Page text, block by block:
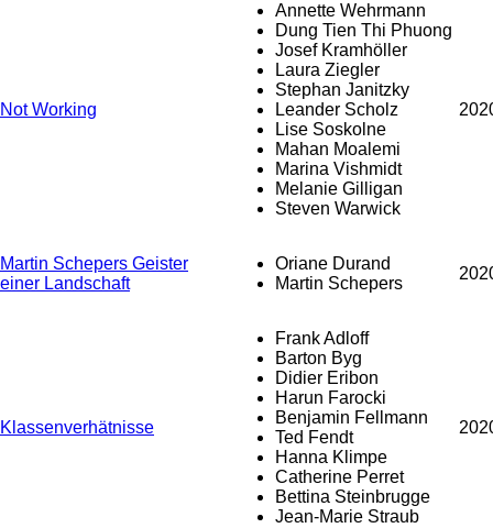
Not Working
Annette Wehrmann
Dung Tien Thi Phuong
Josef Kramhöller
Laura Ziegler
Stephan Janitzky
Leander Scholz
Lise Soskolne
Mahan Moalemi
Marina Vishmidt
Melanie Gilligan
Steven Warwick
Martin Schepers Geister
einer Landschaft
Oriane Durand
Martin Schepers
Klassenverhätnisse
Frank Adloff
Barton Byg
Didier Eribon
Harun Farocki
Benjamin Fellmann
Ted Fendt
Hanna Klimpe
Catherine Perret
Bettina Steinbrugge
Jean-Marie Straub